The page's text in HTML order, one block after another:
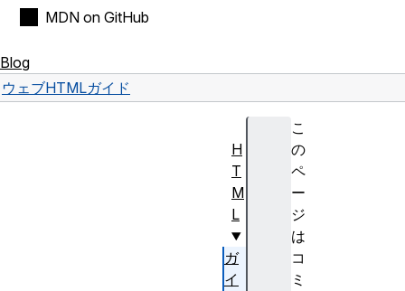
MDN on GitHub
Blog
ウェブHTMLガイド
こ
の
ペ
ー
ジ
は
コ
ミ
H
T
M
L
ガ
イ